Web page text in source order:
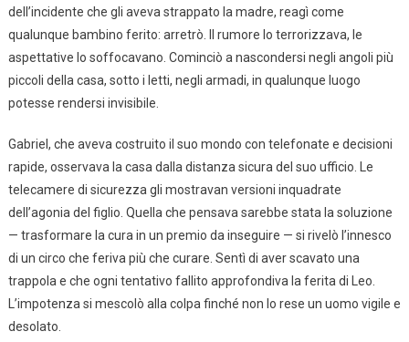
dell’incidente che gli aveva strappato la madre, reagì come
qualunque bambino ferito: arretrò. Il rumore lo terrorizzava, le
aspettative lo soffocavano. Cominciò a nascondersi negli angoli più
piccoli della casa, sotto i letti, negli armadi, in qualunque luogo
potesse rendersi invisibile.
Gabriel, che aveva costruito il suo mondo con telefonate e decisioni
rapide, osservava la casa dalla distanza sicura del suo ufficio. Le
telecamere di sicurezza gli mostravan versioni inquadrate
dell’agonia del figlio. Quella che pensava sarebbe stata la soluzione
— trasformare la cura in un premio da inseguire — si rivelò l’innesco
di un circo che feriva più che curare. Sentì di aver scavato una
trappola e che ogni tentativo fallito approfondiva la ferita di Leo.
L’impotenza si mescolò alla colpa finché non lo rese un uomo vigile e
desolato.